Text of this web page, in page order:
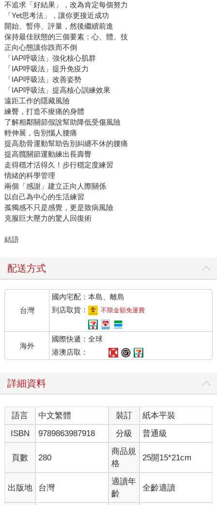
不追求「好結果」，改為肯定每個努力
「Yet思考法」，讓你更接近成功
開始、暫停、評量，然後繼續前進
保持最佳狀態的三個要素：心、體、技
正向心態讓你跌而不倒
「IAP呼吸法」強化核心肌群
「IAP呼吸法」提升免疫力
「IAP呼吸法」改善姿勢
「IAP呼吸法」提高核心訓練效果
遠距工作的隱藏風險
練臀，打造不痠痛的身體
了解相鄰關節假說幫助降低受傷風險
輕伸展，告別惱人腰痛
提高肋骨運動幫助告別糾纏不休的腰痛
提高髖關節運動練出長壽臀
走得穩才活得久！步行穩定度練習
情緒的科學管理
兩個「感謝」建立正向人際關係
以自己為中心的生活練習
孤獨感不只是感覺，更是致病風險
克服巨大壓力的驚人回復術
結語
配送方式
台灣
國內宅配：本島、離島
到店取貨：
不限金額免運費
海外
國際快遞：全球
港澳店取：
詳細資料
語言 中文繁體 裝訂
紙本平裝
ISBN
9789863987918 分級 普通級
頁數 280
商品規
格
25開15*21cm
出版地 台灣
適讀年
齡
全齡適讀